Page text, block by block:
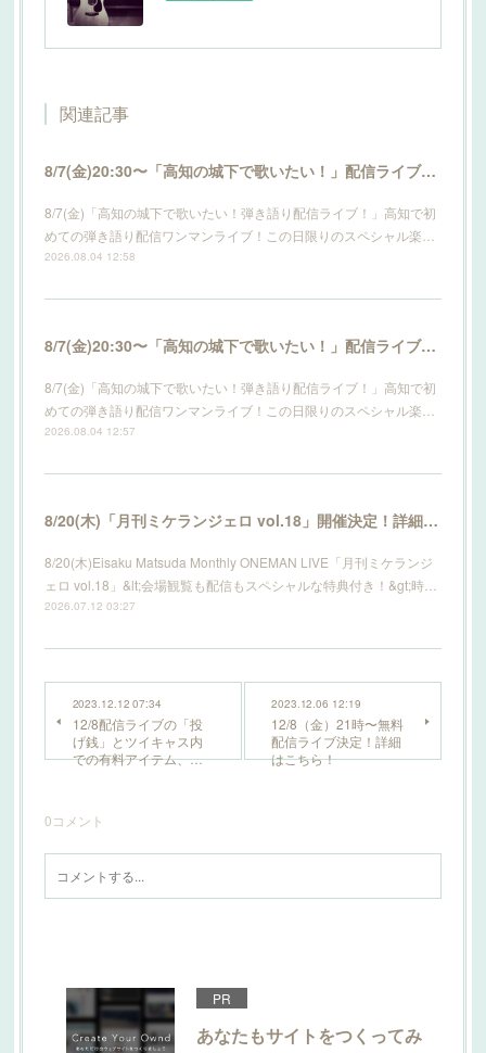
関連記事
8/7(金)20:30〜「高知の城下で歌いたい！」配信ライブ開催！詳細はこちら！
8/7(金)「高知の城下で歌いたい！弾き語り配信ライブ！」高知で初
めての弾き語り配信ワンマンライブ！この日限りのスペシャル楽…
2026.08.04 12:58
8/7(金)20:30〜「高知の城下で歌いたい！」配信ライブ開催！詳細はこちら！
8/7(金)「高知の城下で歌いたい！弾き語り配信ライブ！」高知で初
めての弾き語り配信ワンマンライブ！この日限りのスペシャル楽…
2026.08.04 12:57
8/20(木)「月刊ミケランジェロ vol.18」開催決定！詳細はこちら！
8/20(木)Eisaku Matsuda Monthly ONEMAN LIVE「月刊ミケランジ
ェロ vol.18」&lt;会場観覧も配信もスペシャルな特典付き！&gt;時…
2026.07.12 03:27
2023.12.12 07:34
12/8配信ライブの「投
げ銭」とツイキャス内
での有料アイテム、…
2023.12.06 12:19
12/8（金）21時〜無料
配信ライブ決定！詳細
はこちら！
0コメント
PR
あなたもサイトをつくってみ